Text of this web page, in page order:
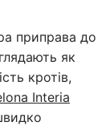
приправа до
як
кротів,
Interia